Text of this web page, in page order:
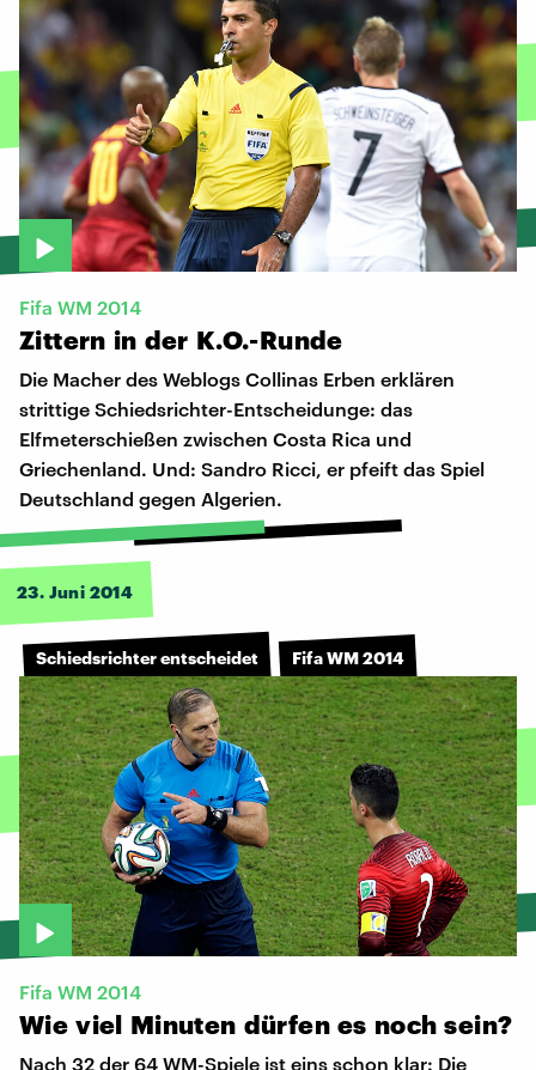
Fifa WM 2014
Zittern in der K.O.-Runde
Die Macher des Weblogs Collinas Erben erklären
strittige Schiedsrichter-Entscheidunge: das
Elfmeterschießen zwischen Costa Rica und
Griechenland. Und: Sandro Ricci, er pfeift das Spiel
Deutschland gegen Algerien.
23. Juni 2014
Schiedsrichter entscheidet Fifa WM 2014
Fifa WM 2014
Wie viel Minuten dürfen es noch sein?
Nach 32 der 64 WM-Spiele ist eins schon klar: Die